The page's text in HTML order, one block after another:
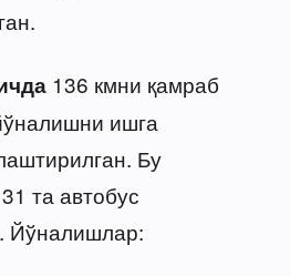
136 кмни қамраб
ишга
Бу
та автобус
Йўналишлар: